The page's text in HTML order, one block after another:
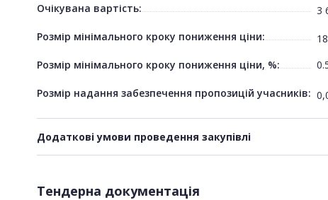
Очікувана вартість: 3
Розмір мінімального кроку пониження ціни:
Розмір мінімального кроку пониження ціни, %:
Розмір надання забезпечення пропозицій учасників:
Додаткові умови проведення закупівлі
Тендерна документація